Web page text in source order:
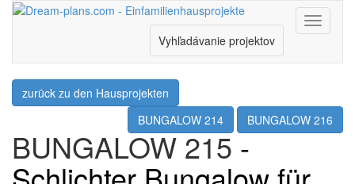
Menu
Vyhľadávanie projektov
zurück zu den Hausprojekten
BUNGALOW 214
BUNGALOW 216
BUNGALOW 215-